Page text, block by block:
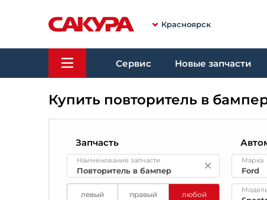
Красноярск
Сервис Новые запчасти
Купить повторитель в
Запчасть
Наименование запчасти
левый правый любой
Марка